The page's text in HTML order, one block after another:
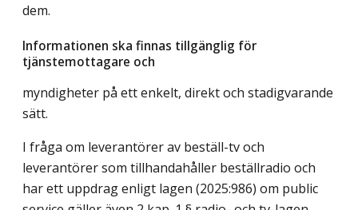
dem.
Informationen ska finnas tillgänglig för
tjänstemottagare och
myndigheter på ett enkelt, direkt och stadigvarande
sätt.
I fråga om leverantörer av beställ-tv och
leverantörer som tillhandahåller beställradio och
har ett uppdrag enligt lagen (2025:986) om public